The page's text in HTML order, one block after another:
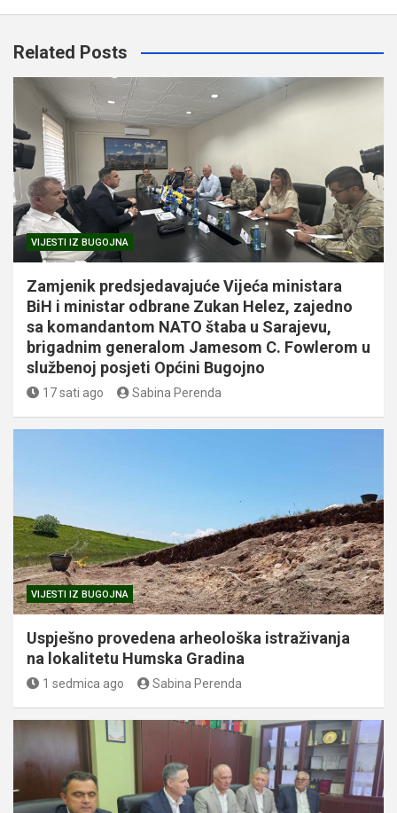
Related Posts
VIJESTI IZ BUGOJNA
Zamjenik predsjedavajuće Vijeća ministara
BiH i ministar odbrane Zukan Helez, zajedno
sa komandantom NATO štaba u Sarajevu,
brigadnim generalom Jamesom C. Fowlerom u
službenoj posjeti Općini Bugojno
17 sati ago Sabina Perenda
VIJESTI IZ BUGOJNA
Uspješno provedena arheološka istraživanja
na lokalitetu Humska Gradina
1 sedmica ago Sabina Perenda